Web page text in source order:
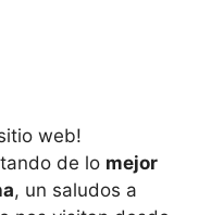
web!
de lo mejor
, un saludos a